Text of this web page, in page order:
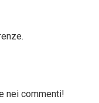
nei commenti!